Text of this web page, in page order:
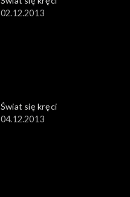
02.12.2013
Świat się kręci
04.12.2013